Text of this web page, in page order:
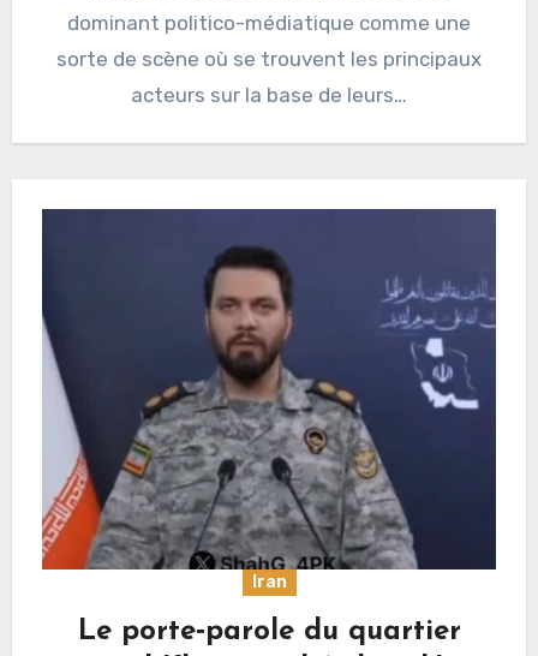
dominant politico-médiatique comme une
sorte de scène où se trouvent les principaux
acteurs sur la base de leurs…
Iran
Le porte‑parole du quartier